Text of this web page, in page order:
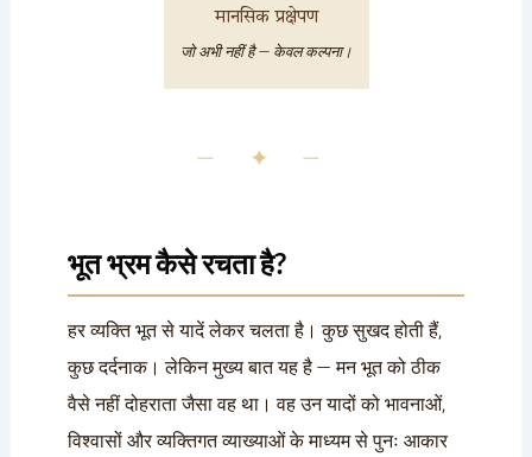
मानसिक प्रक्षेपण
जो अभी नहीं है — केवल कल्पना।
— ✦ —
भूत भ्रम कैसे रचता है?
हर व्यक्ति भूत से यादें लेकर चलता है। कुछ सुखद होती हैं,
कुछ दर्दनाक। लेकिन मुख्य बात यह है — मन भूत को ठीक
वैसे नहीं दोहराता जैसा वह था। वह उन यादों को भावनाओं,
विश्वासों और व्यक्तिगत व्याख्याओं के माध्यम से पुनः आकार